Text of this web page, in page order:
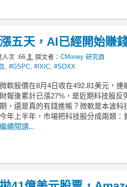
五天，AI已經開始賺
人次 :66 撰文者： CMoney 研究員
#GSPC #IXIC #SOXX
微軟股價在8月4日收在492.81美元，
財報後累計已漲27%，是近期科技股
期，還是真的有錢進帳？微軟是本波
今年上半年，市場把科技股分成兩類
繼續閱讀...